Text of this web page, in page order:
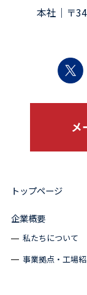
本社｜〒
メ
トップページ
企業概要
私たちについて
事業拠点・工場